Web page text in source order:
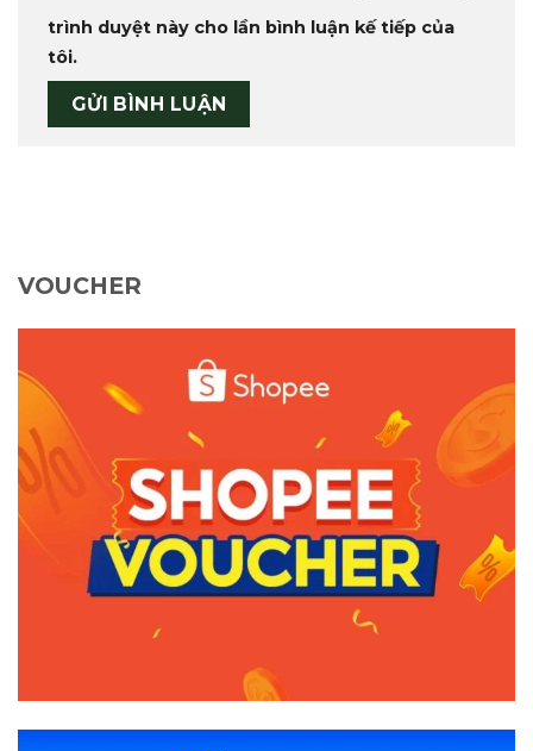
trình duyệt này cho lần bình luận kế tiếp của
tôi.
VOUCHER